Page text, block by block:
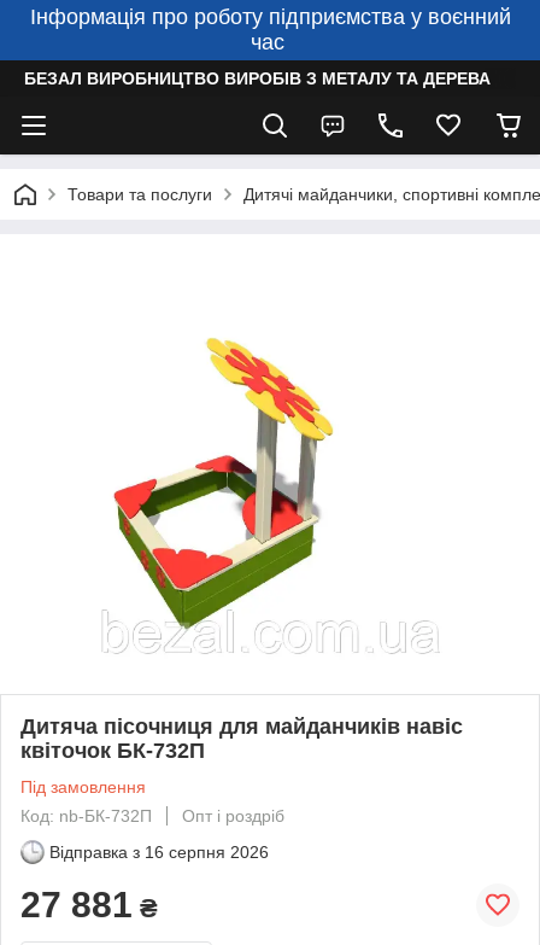
Інформація про роботу підприємства у воєнний
час
БЕЗАЛ ВИРОБНИЦТВО ВИРОБІВ З МЕТАЛУ ТА ДЕРЕВА
Товари та послуги Дитячі майданчики, спортивні
Дитяча пісочниця для майданчиків навіс
квіточок БК-732П
Під замовлення
Код: nb-БК-732П
Опт і роздріб
Відправка з 16 серпня 2026
27 881 ₴